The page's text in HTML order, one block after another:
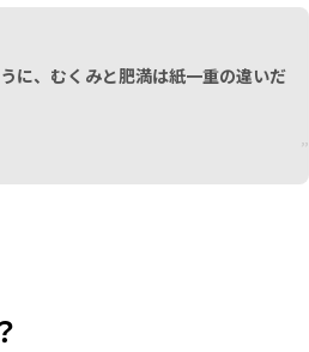
に、むくみと肥満は紙一重の違いだ